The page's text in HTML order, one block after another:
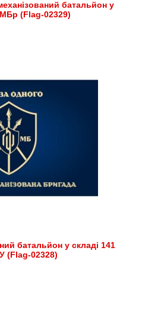
батальйон у
(Flag-02329)
батальйон у складі 141
(Flag-02328)